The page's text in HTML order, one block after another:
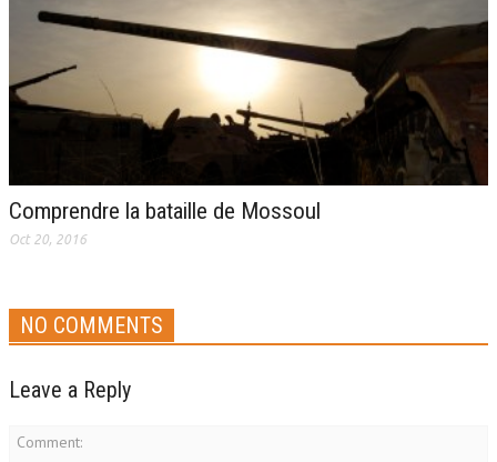
Comprendre la bataille de Mossoul
Oct 20, 2016
NO COMMENTS
Leave a Reply